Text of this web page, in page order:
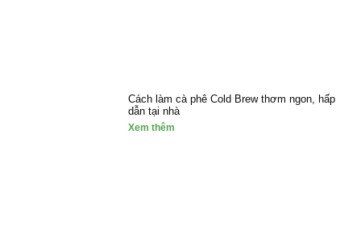
Cách làm cà phê Cold Brew thơm ngon, hấp
dẫn tại nhà
Xem thêm